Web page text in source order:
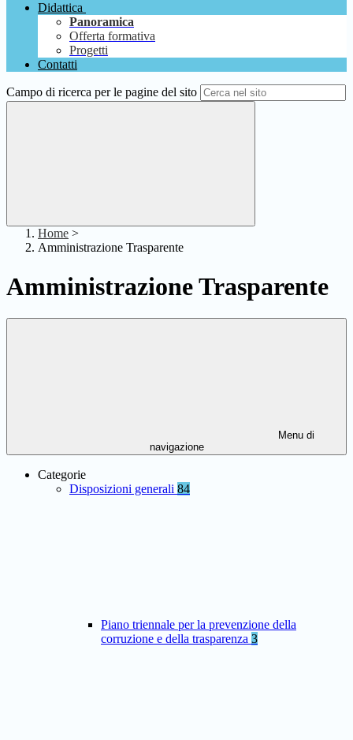
Didattica
Panoramica
Offerta formativa
Progetti
Contatti
Campo di ricerca per le pagine del sito
Home >
Amministrazione Trasparente
Amministrazione Trasparente
Menu di
navigazione
Categorie
Disposizioni generali 84
Piano triennale per la prevenzione della
corruzione e della trasparenza 3